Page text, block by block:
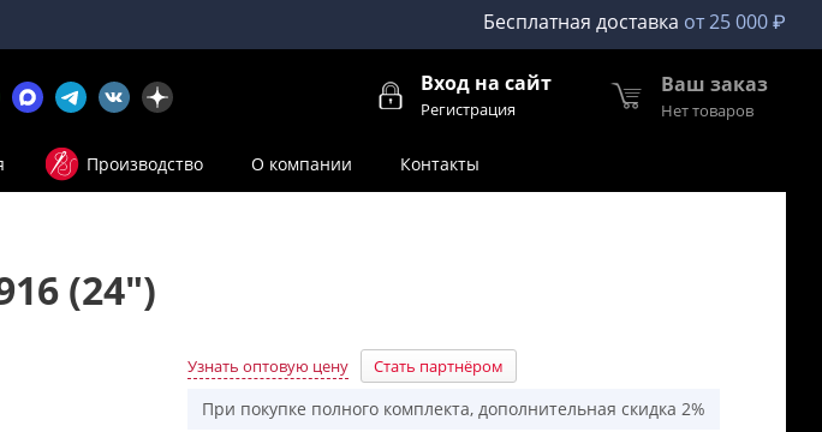
Бесплатная доставка от 25 000 ₽
Вход на сайт
Регистрация
Ваш заказ
Нет товаров
Производство О компании Контакты
(24")
Узнать оптовую цену Стать партнёром
При покупке полного комплекта, дополнительная скидка 2%